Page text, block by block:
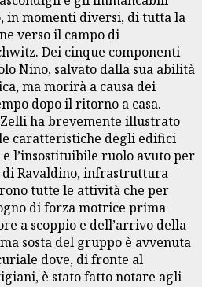
in momenti diversi, di tutta la
verso il campo di
Dei cinque componenti
Nino, salvato dalla sua abilità
ma morirà a causa dei
dopo il ritorno a casa.
Zelli ha brevemente illustrato
caratteristiche degli edifici
l’insostituibile ruolo avuto per
di Ravaldino, infrastruttura
tutte le attività che per
di forza motrice prima
a scoppio e dell’arrivo della
sosta del gruppo è avvenuta
dove, di fronte al
è stato fatto notare agli